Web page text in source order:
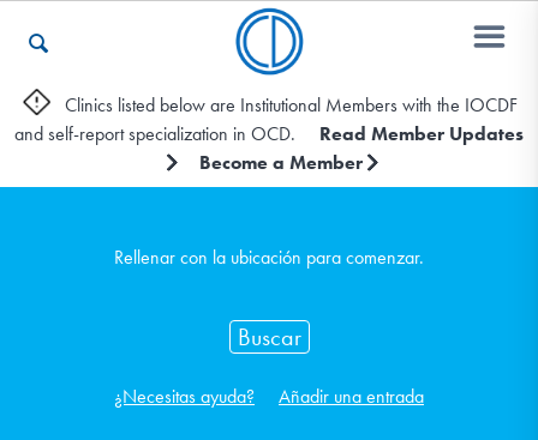
Otros Recursos
Contáctenos
ENGLISH
Encontrar Ayuda
Clinics listed below are Institutional Members with the IOCDF
and self-report specialization in OCD.
Read Member Updates
Become a Member
Rellenar con la ubicación para comenzar.
Buscar
¿Necesitas ayuda? Añadir una entrada